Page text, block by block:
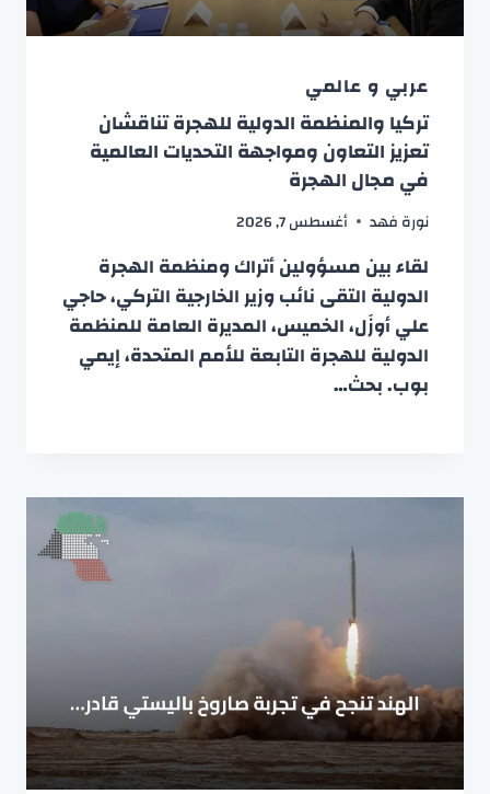
عربي و عالمي
تركيا والمنظمة الدولية للهجرة تناقشان
تعزيز التعاون ومواجهة التحديات العالمية
في مجال الهجرة
نورة فهد أغسطس 7, 2026
لقاء بين مسؤولين أتراك ومنظمة الهجرة
الدولية التقى نائب وزير الخارجية التركي، حاجي
علي أوزَل، الخميس، المديرة العامة للمنظمة
الدولية للهجرة التابعة للأمم المتحدة، إيمي
بوب. بحث…